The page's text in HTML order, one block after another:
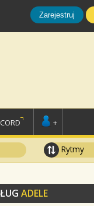
Zarejestruj
+
Rytmy
ADELE